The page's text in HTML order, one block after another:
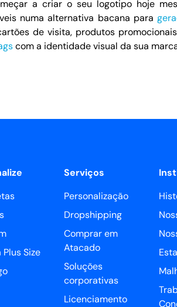
a criar o seu logotipo hoje
numa alternativa bacana para
de visita, produtos
com a identidade visual da sua
Size
Serviços
Personalização
Dropshipping
Comprar em
Atacado
Soluções
corporativas
Licenciamento